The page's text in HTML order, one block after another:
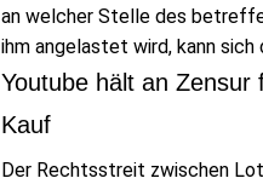
an welcher Stelle des
ihm angelastet wird, kann sich
Youtube hält an
Kauf
Der Rechtsstreit zwischen